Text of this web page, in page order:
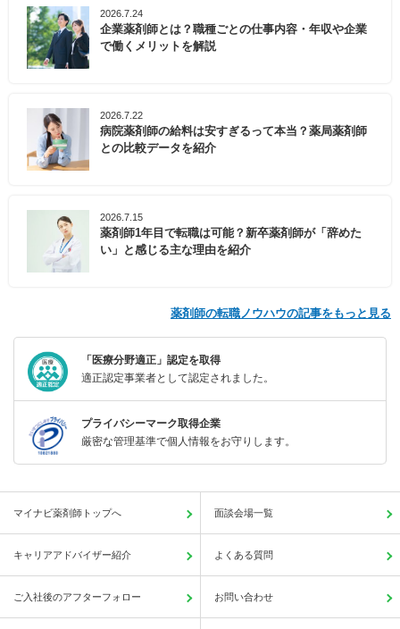
2026.7.24
企業薬剤師とは？職種ごとの仕事内容・年収や企業
で働くメリットを解説
2026.7.22
病院薬剤師の給料は安すぎるって本当？薬局薬剤師
との比較データを紹介
2026.7.15
薬剤師1年目で転職は可能？新卒薬剤師が「辞めた
い」と感じる主な理由を紹介
薬剤師の転職ノウハウの記事をもっと見る
「医療分野適正」認定を取得
適正認定事業者として認定されました。
プライバシーマーク取得企業
厳密な管理基準で個人情報をお守りします。
マイナビ薬剤師トップへ 面談会場一覧
キャリアアドバイザー紹介 よくある質問
ご入社後のアフターフォロー お問い合わせ